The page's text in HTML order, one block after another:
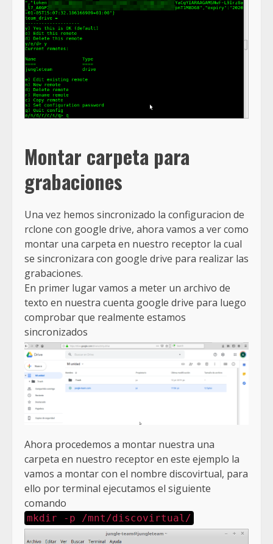
Montar carpeta para
grabaciones
Una vez hemos sincronizado la configuracion de
rclone con google drive, ahora vamos a ver como
montar una carpeta en nuestro receptor la cual
se sincronizara con google drive para realizar las
grabaciones.
En primer lugar vamos a meter un archivo de
texto en nuestra cuenta google drive para luego
comprobar que realmente estamos
sincronizados
Ahora procedemos a montar nuestra una
carpeta en nuestro receptor en este ejemplo la
vamos a montar con el nombre discovirtual, para
ello por terminal ejecutamos el siguiente
comando
mkdir -p /mnt/discovirtual/